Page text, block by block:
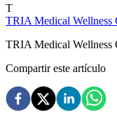
T
TRIA Medical Wellness
TRIA Medical Wellness
Compartir este artículo